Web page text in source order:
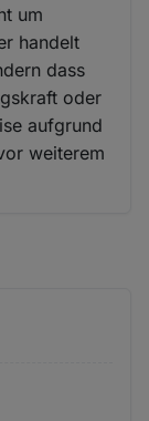
um
handelt
dass
oder
aufgrund
weiterem